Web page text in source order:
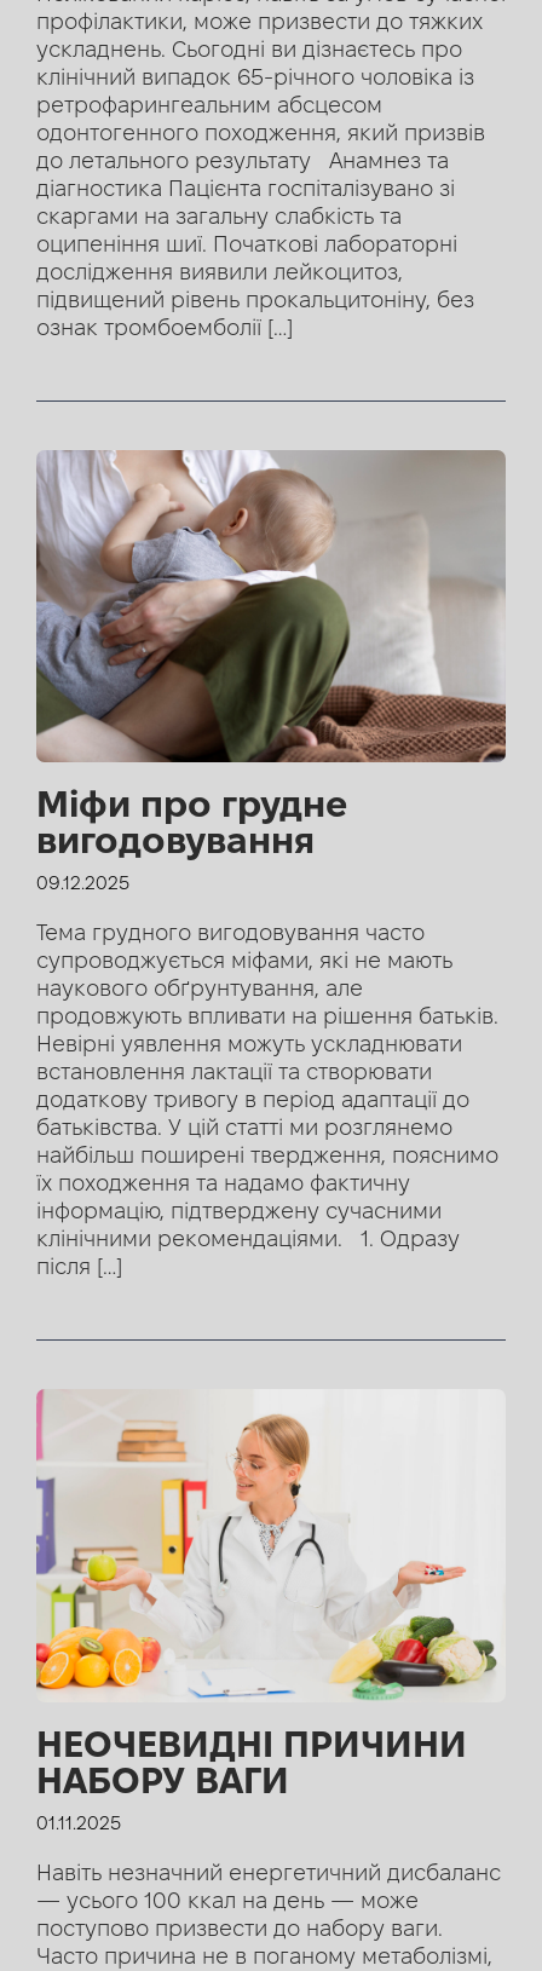
профілактики, може призвести до тяжких
ускладнень. Сьогодні ви дізнаєтесь про
клінічний випадок 65-річного чоловіка із
ретрофарингеальним абсцесом
одонтогенного походження, який призвів
до летального результату Анамнез та
діагностика Пацієнта госпіталізувано зі
скаргами на загальну слабкість та
оципеніння шиї. Початкові лабораторні
дослідження виявили лейкоцитоз,
підвищений рівень прокальцитоніну, без
ознак тромбоемболії […]
Міфи про грудне
вигодовування
09.12.2025
Тема грудного вигодовування часто
супроводжується міфами, які не мають
наукового обґрунтування, але
продовжують впливати на рішення батьків.
Невірні уявлення можуть ускладнювати
встановлення лактації та створювати
додаткову тривогу в період адаптації до
батьківства. У цій статті ми розглянемо
найбільш поширені твердження, пояснимо
їх походження та надамо фактичну
інформацію, підтверджену сучасними
клінічними рекомендаціями. 1. Одразу
після […]
НЕОЧЕВИДНІ ПРИЧИНИ
НАБОРУ ВАГИ
01.11.2025
Навіть незначний енергетичний дисбаланс
— усього 100 ккал на день — може
поступово призвести до набору ваги.
Часто причина не в поганому метаболізмі,